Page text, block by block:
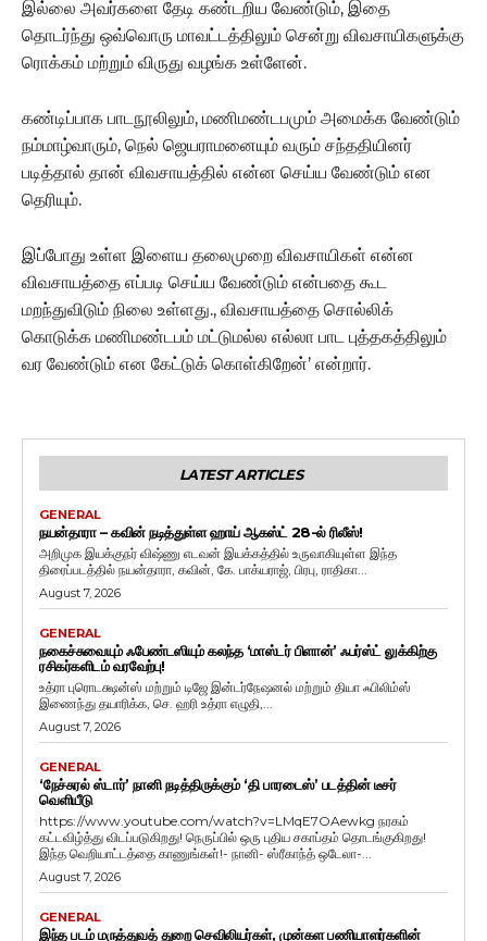
இல்லை அவர்களை தேடி கண்டறிய வேண்டும், இதை
தொடர்ந்து ஒவ்வொரு மாவட்டத்திலும் சென்று விவசாயிகளுக்கு
ரொக்கம் மற்றும் விருது வழங்க உள்ளேன்.
கண்டிப்பாக பாடநூலிலும், மணிமண்டபமும் அமைக்க வேண்டும்
நம்மாழ்வாரும், நெல் ஜெயராமனையும் வரும் சந்ததியினர்
படித்தால் தான் விவசாயத்தில் என்ன செய்ய வேண்டும் என
தெரியும்.
இப்போது உள்ள இளைய தலைமுறை விவசாயிகள் என்ன
விவசாயத்தை எப்படி செய்ய வேண்டும் என்பதை கூட
மறந்துவிடும் நிலை உள்ளது., விவசாயத்தை சொல்லிக்
கொடுக்க மணிமண்டபம் மட்டுமல்ல எல்லா பாட புத்தகத்திலும்
வர வேண்டும் என கேட்டுக் கொள்கிறேன்’ என்றார்.
LATEST ARTICLES
GENERAL
நயன்தாரா – கவின் நடித்துள்ள ஹாய் ஆகஸ்ட் 28-ல் ரிலீஸ்!
அறிமுக இயக்குநர் விஷ்ணு எடவன் இயக்கத்தில் உருவாகியுள்ள இந்த
திரைப்படத்தில் நயன்தாரா, கவின், கே. பாக்யராஜ், பிரபு, ராதிகா...
August 7, 2026
GENERAL
நகைச்சுவையும் ஃபேண்டஸியும் கலந்த ‘மாஸ்டர் பிளான்’ ஃபர்ஸ்ட் லுக்கிற்கு
ரசிகர்களிடம் வரவேற்பு!
உத்ரா புரொடக்ஷன்ஸ் மற்றும் டிஜே இன்டர்நேஷனல் மற்றும் தியா ஃபிலிம்ஸ்
இணைந்து தயாரிக்க, செ. ஹரி உத்ரா எழுதி,...
August 7, 2026
GENERAL
‘நேச்சுரல் ஸ்டார்’ நானி நடித்திருக்கும் ‘தி பாரடைஸ்’ படத்தின் டீசர்
வெளியீடு
https://www.youtube.com/watch?v=LMqE7OAewkg நரகம்
கட்டவிழ்த்து விடப்படுகிறது! நெருப்பில் ஒரு புதிய சகாப்தம் தொடங்குகிறது!
இந்த வெறியாட்டத்தை காணுங்கள்!- நானி- ஸ்ரீகாந்த் ஒடேலா-...
August 7, 2026
GENERAL
இந்த படம் மருத்துவத் துறை செவிலியர்கள், முன்கள பணியாளர்களின்